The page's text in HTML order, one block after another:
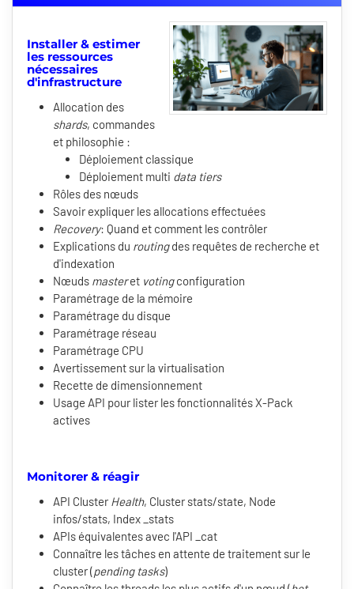
Installer & estimer
les ressources
nécessaires
d'infrastructure
Allocation des
shards, commandes
et philosophie :
Déploiement classique
Déploiement multi data tiers
Rôles des nœuds
Savoir expliquer les allocations effectuées
Recovery: Quand et comment les contrôler
Explications du routingdes requêtes de recherche et
d'indexation
Nœuds masteret votingconfiguration
Paramétrage de la mémoire
Paramétrage du disque
Paramétrage réseau
Paramétrage CPU
Avertissement sur la virtualisation
Recette de dimensionnement
Usage API pour lister les fonctionnalités X-Pack
actives
Monitorer & réagir
API Cluster Health, Cluster stats/state, Node
infos/stats, Index _stats
APIs équivalentes avec l'API _cat
Connaître les tâches en attente de traitement sur le
cluster (pending tasks)